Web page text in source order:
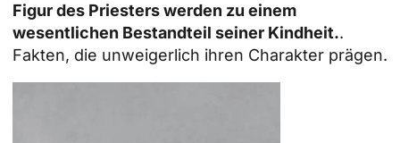
Figur des Priesters werden zu einem
wesentlichen Bestandteil seiner Kindheit..
Fakten, die unweigerlich ihren Charakter prägen.